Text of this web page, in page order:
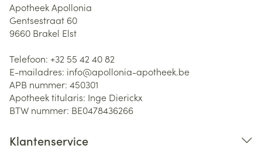
Apotheek Apollonia
Gentsestraat 60
9660 Brakel Elst
Telefoon: +32 55 42 40 82
E-mailadres: info@apollonia-apotheek.be
APB nummer: 450301
Apotheek titularis: Inge Dierickx
BTW nummer: BE0478436266
Klantenservice